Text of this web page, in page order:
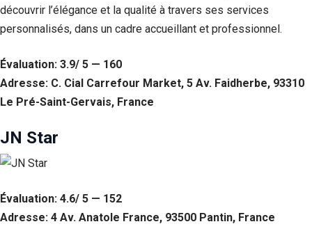
découvrir l’élégance et la qualité à travers ses services
personnalisés, dans un cadre accueillant et professionnel.
Évaluation: 3.9/ 5 — 160
Adresse: C. Cial Carrefour Market, 5 Av. Faidherbe, 93310
Le Pré-Saint-Gervais, France
JN Star
Évaluation: 4.6/ 5 — 152
Adresse: 4 Av. Anatole France, 93500 Pantin, France